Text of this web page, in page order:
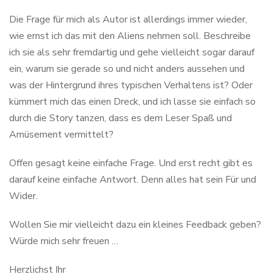
Die Frage für mich als Autor ist allerdings immer wieder,
wie ernst ich das mit den Aliens nehmen soll. Beschreibe
ich sie als sehr fremdartig und gehe vielleicht sogar darauf
ein, warum sie gerade so und nicht anders aussehen und
was der Hintergrund ihres typischen Verhaltens ist? Oder
kümmert mich das einen Dreck, und ich lasse sie einfach so
durch die Story tanzen, dass es dem Leser Spaß und
Amüsement vermittelt?
Offen gesagt keine einfache Frage. Und erst recht gibt es
darauf keine einfache Antwort. Denn alles hat sein Für und
Wider.
Wollen Sie mir vielleicht dazu ein kleines Feedback geben?
Würde mich sehr freuen …
Herzlichst Ihr